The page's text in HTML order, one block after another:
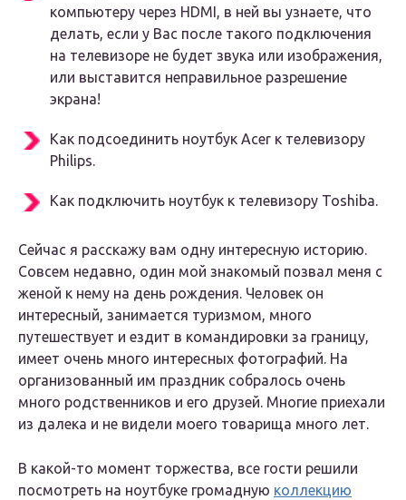
компьютеру через HDMI, в ней вы узнаете, что
делать, если у Вас после такого подключения
на телевизоре не будет звука или изображения,
или выставится неправильное разрешение
экрана!
Как подсоединить ноутбук Acer к телевизору
Philips.
Как подключить ноутбук к телевизору Toshiba.
Сейчас я расскажу вам одну интересную историю.
Совсем недавно, один мой знакомый позвал меня с
женой к нему на день рождения. Человек он
интересный, занимается туризмом, много
путешествует и ездит в командировки за границу,
имеет очень много интересных фотографий. На
организованный им праздник собралось очень
много родственников и его друзей. Многие приехали
из далека и не видели моего товарища много лет.
В какой-то момент торжества, все гости решили
посмотреть на ноутбуке громадную коллекцию